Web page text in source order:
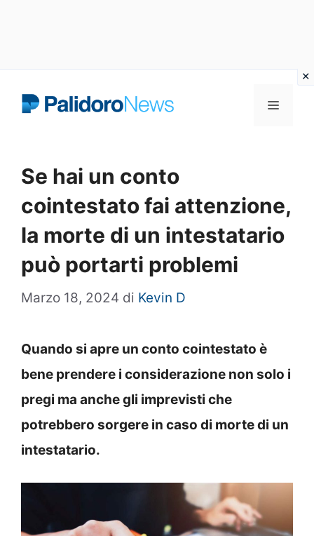
Menu
Se hai un conto
cointestato fai attenzione,
la morte di un intestatario
può portarti problemi
Marzo 18, 2024 di Kevin D
Quando si apre un conto cointestato è
bene prendere i considerazione non solo i
pregi ma anche gli imprevisti che
potrebbero sorgere in caso di morte di un
intestatario.